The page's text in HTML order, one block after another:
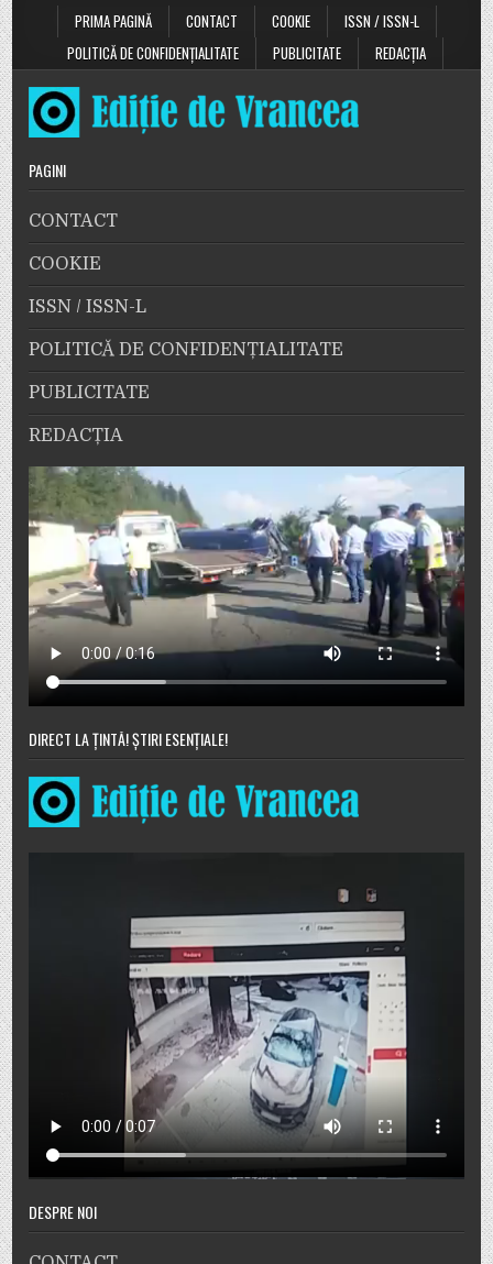
PRIMA PAGINĂ
CONTACT COOKIE
ISSN / ISSN-L
POLITICĂ DE CONFIDENȚIALITATE
PUBLICITATE REDACȚIA
PAGINI
CONTACT
COOKIE
ISSN / ISSN-L
POLITICĂ DE CONFIDENȚIALITATE
PUBLICITATE
REDACȚIA
DIRECT LA ȚINTĂ! ȘTIRI ESENȚIALE!
DESPRE NOI